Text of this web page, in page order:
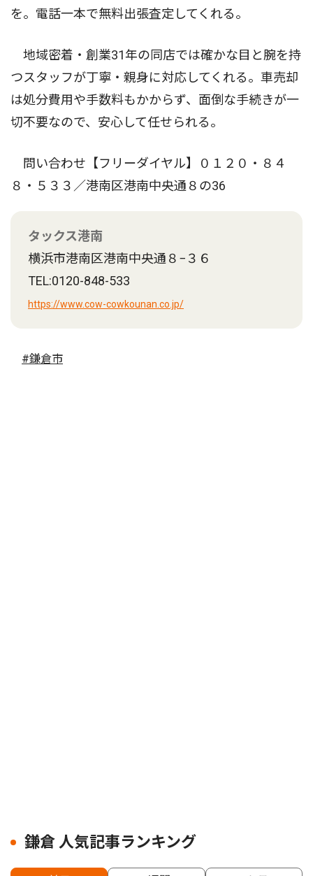
を。電話一本で無料出張査定してくれる。
地域密着・創業31年の同店では確かな目と腕を持
つスタッフが丁寧・親身に対応してくれる。車売却
は処分費用や手数料もかからず、面倒な手続きが一
切不要なので、安心して任せられる。
問い合わせ【フリーダイヤル】０１２０・８４
８・５３３／港南区港南中央通８の36
タックス港南
横浜市港南区港南中央通８−３６
TEL:0120-848-533
https://www.cow-cowkounan.co.jp/
#鎌倉市
鎌倉 人気記事ランキング